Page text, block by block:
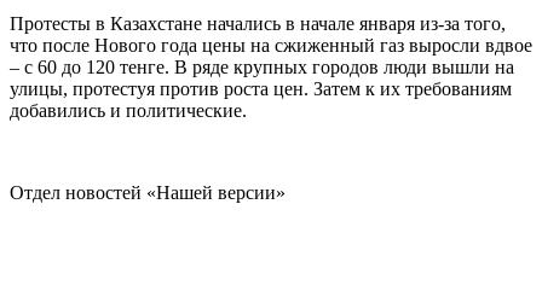
Протесты в Казахстане начались в начале января из-за того,
что после Нового года цены на сжиженный газ выросли вдвое
– с 60 до 120 тенге. В ряде крупных городов люди вышли на
улицы, протестуя против роста цен. Затем к их требованиям
добавились и политические.
Отдел новостей «Нашей версии»